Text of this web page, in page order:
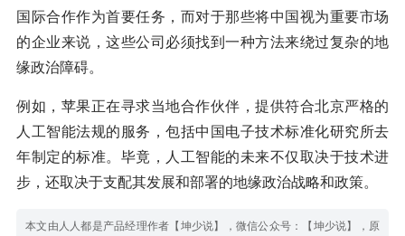
国际合作作为首要任务，而对于那些将中国视为重要市场
的企业来说，这些公司必须找到一种方法来绕过复杂的地
缘政治障碍。
例如，苹果正在寻求当地合作伙伴，提供符合北京严格的
人工智能法规的服务，包括中国电子技术标准化研究所去
年制定的标准。毕竟，人工智能的未来不仅取决于技术进
步，还取决于支配其发展和部署的地缘政治战略和政策。
本文由人人都是产品经理作者【坤少说】，微信公众号：【坤少说】，原